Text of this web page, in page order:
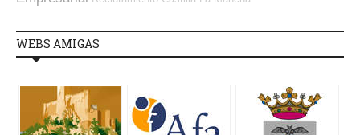
WEBS AMIGAS